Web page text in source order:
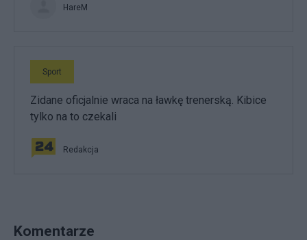
HareM
Sport
Zidane oficjalnie wraca na ławkę trenerską. Kibice
tylko na to czekali
Redakcja
Komentarze